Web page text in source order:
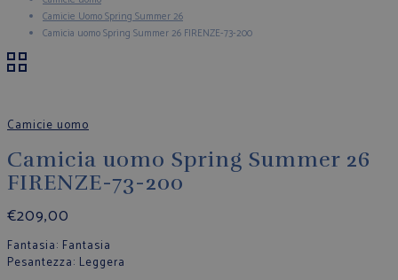
Camicie Uomo Spring Summer 26
Camicia uomo Spring Summer 26 FIRENZE-73-200
Camicie uomo
Camicia uomo Spring Summer 26
FIRENZE-73-200
€209,00
Fantasia: Fantasia
Pesantezza: Leggera